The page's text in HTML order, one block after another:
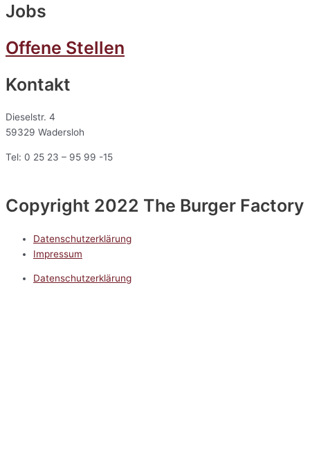
Jobs
Offene Stellen
Kontakt
Dieselstr. 4
59329 Wadersloh
Tel: 0 25 23 – 95 99 -15
Copyright 2022 The Burger Factory
Datenschutzerklärung
Impressum
Datenschutzerklärung